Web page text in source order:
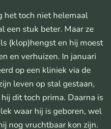
het toch niet helemaal
een stuk beter. Maar ze
(klop)hengst en hij moest
en verhuizen. In januari
op een kliniek via de
leven op stal gestaan,
dit toch prima. Daarna is
waar hij is geboren, wel
nog vruchtbaar kon zijn.